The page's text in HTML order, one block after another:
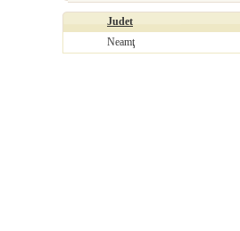
Judet
Neamţ